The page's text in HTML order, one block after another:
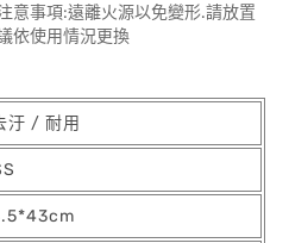
意事項:遠離火源以免變形.請放置
依使用情況更換
汙 / 耐用